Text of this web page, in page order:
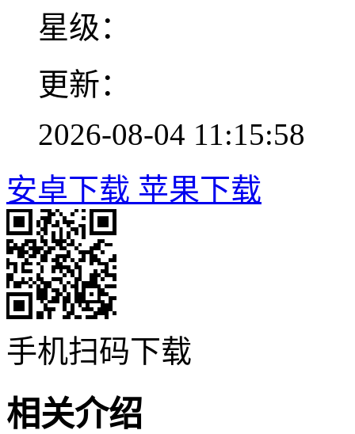
星级：
更新：
2026-08-04 11:15:58
安卓下载 苹果下载
手机扫码下载
相关介绍